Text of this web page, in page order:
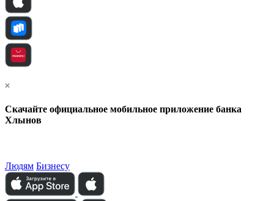
Скачайте официальное мобильное приложение банка
Хлынов
Людям Бизнесу